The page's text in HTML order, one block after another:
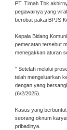
PT. Timah Tbk
pegawainya yang
berobat pakai BPJS
Kepala Bidang
pemecatan tersebut
menegakkan aturan
" Setelah melalui
telah mengeluarkan
dengan yang
(6/2/2025).
Kasus yang
seorang oknum
pribadinya.